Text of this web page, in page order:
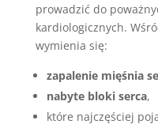
prowadzić do
kardiologicznych.
wymienia się:
zapalenie mięśnia
nabyte bloki serca,
które najczęściej